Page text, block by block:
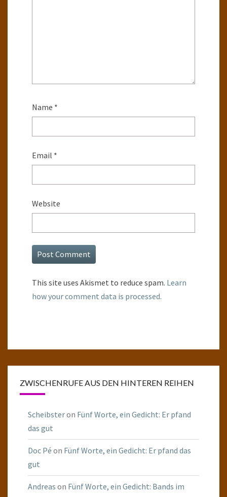
Name *
Email *
Website
This site uses Akismet to reduce spam. Learn
how your comment data is processed.
ZWISCHENRUFE AUS DEN HINTEREN REIHEN
Scheibsteron Fünf Worte, ein Gedicht: Er pfand
das gut
Doc Pé on Fünf Worte, ein Gedicht: Er pfand das
gut
Andreas on Fünf Worte, ein Gedicht: Bands im